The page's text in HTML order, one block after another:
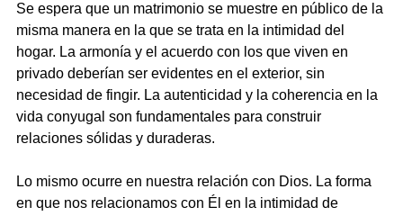
Se espera que un matrimonio se muestre en público de la
misma manera en la que se trata en la intimidad del
hogar. La armonía y el acuerdo con los que viven en
privado deberían ser evidentes en el exterior, sin
necesidad de fingir. La autenticidad y la coherencia en la
vida conyugal son fundamentales para construir
relaciones sólidas y duraderas.
Lo mismo ocurre en nuestra relación con Dios. La forma
en que nos relacionamos con Él en la intimidad de